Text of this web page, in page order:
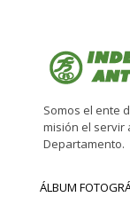
Somos el ente
misión el servir
Departamento.
ÁLBUM